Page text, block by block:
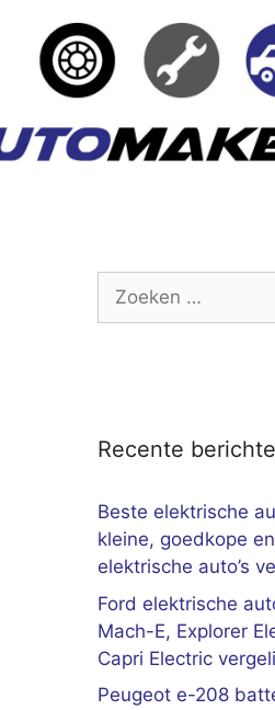
Zoek
Recente
Beste elektrische
kleine, goedkope
elektrische auto’s
Ford elektrische
Mach-E, Explorer
Capri Electric
Peugeot e-208